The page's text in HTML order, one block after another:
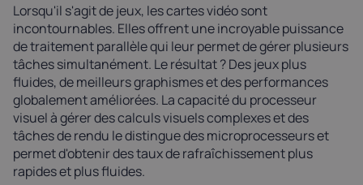
Lorsqu'il s'agit de jeux, les cartes vidéo sont
incontournables. Elles offrent une incroyable puissance
de traitement parallèle qui leur permet de gérer plusieurs
tâches simultanément. Le résultat ? Des jeux plus
fluides, de meilleurs graphismes et des performances
globalement améliorées. La capacité du processeur
visuel à gérer des calculs visuels complexes et des
tâches de rendu le distingue des microprocesseurs et
permet d'obtenir des taux de rafraîchissement plus
rapides et plus fluides.